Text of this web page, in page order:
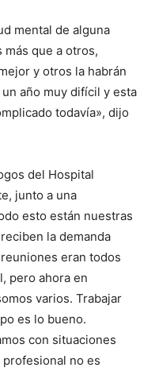
mental de alguna
más que a otros,
y otros la habrán
año muy difícil y esta
todavía», dijo
del Hospital
junto a una
esto están nuestras
la demanda
eran todos
pero ahora en
varios. Trabajar
es lo bueno.
con situaciones
no es